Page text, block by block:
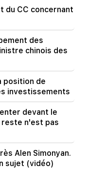
du nom de
Ces trois
fin août
de
habitants
du CC
du CC concernant
des
chinois des
position de
investissements
devant le
n'est pas
Alen Simonyan.
sujet (vidéo)